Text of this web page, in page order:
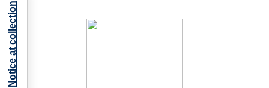
Notice at collection